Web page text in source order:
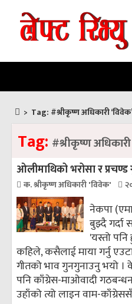
> Tag: #श्रीकृष्ण अधिकारी ‘विवेक’
Tag: #श्रीकृष्ण
ओलीमाथिको भरोसा र
क. श्रीकृष्ण अधिकारी 'विवेक'
नेकपा
बुझ्दै गर्दा
'यस्तो
कहिले, कसैलाई माया गर्नु
गीतको भाव गुनगुनाउनु भयो
पनि काँग्रेस-माओवादी
उहाँको त्यो लाइन वाम-